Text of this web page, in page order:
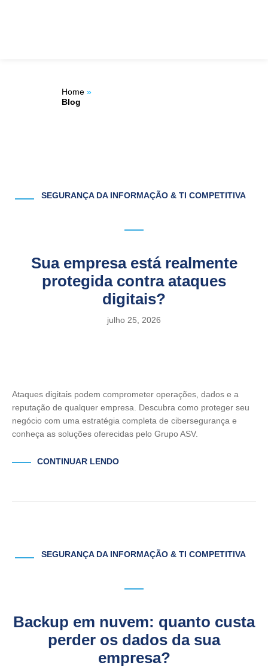
Home »
Blog
SEGURANÇA DA INFORMAÇÃO & TI COMPETITIVA
Sua empresa está realmente
protegida contra ataques
digitais?
julho 25, 2026
Ataques digitais podem comprometer operações, dados e a
reputação de qualquer empresa. Descubra como proteger seu
negócio com uma estratégia completa de cibersegurança e
conheça as soluções oferecidas pelo Grupo ASV.
CONTINUAR LENDO
SEGURANÇA DA INFORMAÇÃO & TI COMPETITIVA
Backup em nuvem: quanto custa
perder os dados da sua
empresa?